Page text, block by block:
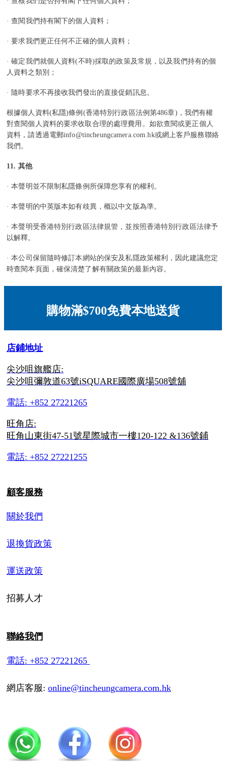
· 查閱我們持有閣下的個人資料；
· 要求我們更正任何不正確的個人資料；
· 確定我們就個人資料(不時)採取的政策及常規，以及我們持有的個
人資料之類別；
· 隨時要求不再接收我們發出的直接促銷訊息。
根據個人資料(私隱)條例(香港特別行政區法例第486章)，我們有權
對查閱個人資料的要求收取合理的處理費用。如欲查閱或更正個人
資料，請透過電郵info@tincheungcamera.com.hk或網上客戶服務聯絡
我們。
11. 其他
· 本聲明並不限制私隱條例所保障您享有的權利。
· 本聲明的中英版本如有歧異，概以中文版為準。
· 本聲明受香港特別行政區法律規管，並按照香港特別行政區法律予
以解釋。
· 本公司保留隨時修訂本網站的保安及私隱政策權利，因此建議您定
時查閱本頁面，確保清楚了解有關政策的最新內容。
購物滿$700免費本地送貨
店鋪地址
尖沙咀旗艦店:
尖沙咀彌敦道63號iSQUARE國際廣場508號舖
電話: +852 27221265
旺角店:
旺角山東街47-51號星際城市一樓120-122 &136號鋪
電話: +852 27221255
顧客服務
關於我們
退換貨政策
運送政策
招募人才
聯絡我們
電話: +852 27221265
網店客服: online@tincheungcamera.com.hk